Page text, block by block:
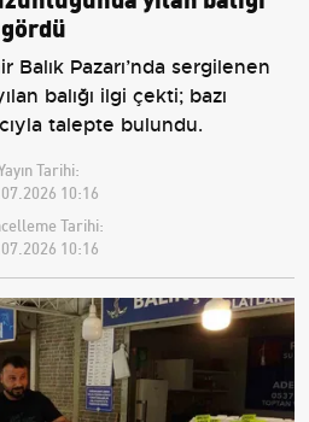
Pazarı’nda sergilenen
balığı ilgi çekti; bazı
talepte bulundu.
Tarihi:
10:16
Tarihi:
10:16